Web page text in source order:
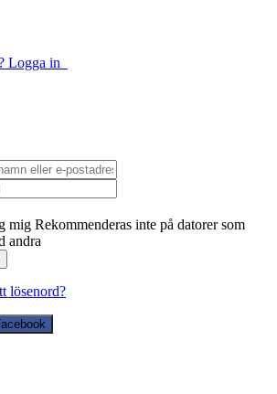
Logga in
mig Rekommenderas inte på datorer som
andra
lösenord?